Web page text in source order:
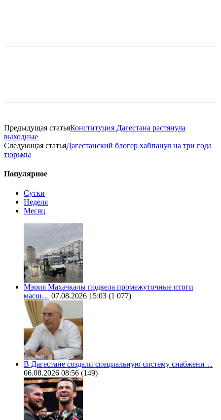
Предыдущая статьяКонституция Дагестана растянула
выходные
Следующая статьяДагестанский блогер хайпанул на три года
тюрьмы
Популярное
Сутки
Неделя
Месяц
Мэрия Махачкалы подвела промежуточные итоги
масш… 07.08.2026 15:03 (1 077)
В Дагестане создали специальную систему снабжени…
06.08.2026 08:56 (149)